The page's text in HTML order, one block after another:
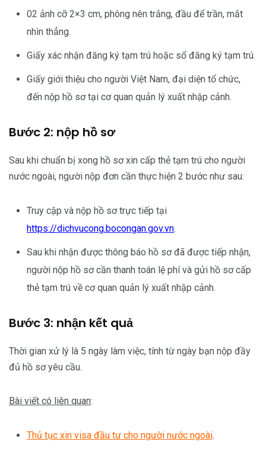
02 ảnh cỡ 2×3 cm, phông nên trắng, đầu để trần, mắt
nhìn thẳng.
Giấy xác nhận đăng ký tạm trú hoặc sổ đăng ký tạm trú.
Giấy giới thiệu cho người Việt Nam, đại diện tổ chức,
đến nộp hồ sơ tại cơ quan quản lý xuất nhập cảnh.
Bước 2: nộp hồ sơ
Sau khi chuẩn bị xong hồ sơ xin cấp thẻ tạm trú cho người
nước ngoài, người nộp đơn cần thực hiện 2 bước như sau:
Truy cập và nộp hồ sơ trực tiếp tại
https://dichvucong.bocongan.gov.vn.
Sau khi nhận được thông báo hồ sơ đã được tiếp nhận,
người nộp hồ sơ cần thanh toán lệ phí và gửi hồ sơ cấp
thẻ tạm trú về cơ quan quản lý xuất nhập cảnh.
Bước 3: nhận kết quả
Thời gian xử lý là 5 ngày làm việc, tính từ ngày bạn nộp đầy
đủ hồ sơ yêu cầu.
Bài viết có liên quan:
Thủ tục xin visa đầu tư cho người nước ngoài.